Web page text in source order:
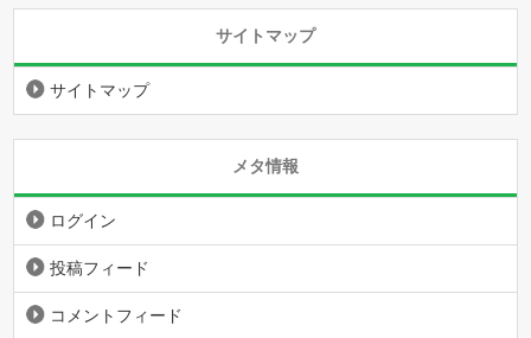
サイトマップ
サイトマップ
メタ情報
ログイン
投稿フィード
コメントフィード